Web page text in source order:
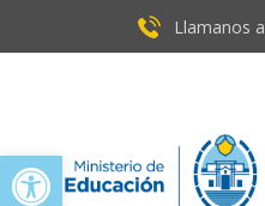
Open toolbar
Llamanos